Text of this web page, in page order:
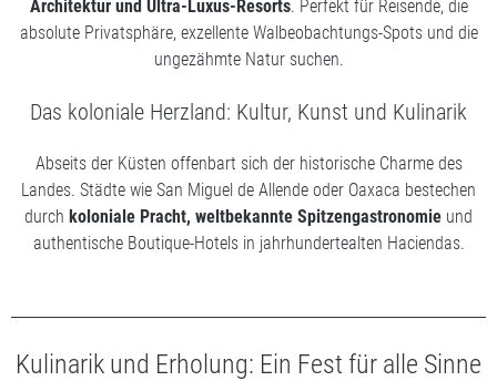
Architektur und Ultra-Luxus-Resorts. Perfekt für Reisende, die
absolute Privatsphäre, exzellente Walbeobachtungs-Spots und die
ungezähmte Natur suchen.
Das koloniale Herzland: Kultur, Kunst und Kulinarik
Abseits der Küsten offenbart sich der historische Charme des
Landes. Städte wie San Miguel de Allende oder Oaxaca bestechen
durch koloniale Pracht, weltbekannte Spitzengastronomie und
authentische Boutique-Hotels in jahrhundertealten Haciendas.
Kulinarik und Erholung: Ein Fest für alle Sinne